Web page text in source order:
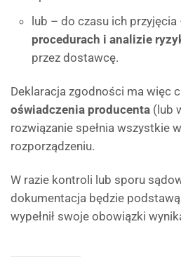
lub – do czasu ich przyjęcia
procedurach i analizie
przez dostawcę.
Deklaracja zgodności ma więc
oświadczenia producenta (lub
rozwiązanie spełnia wszystkie
rozporządzeniu.
W razie kontroli lub sporu
dokumentacja będzie
wypełnił swoje obowiązki